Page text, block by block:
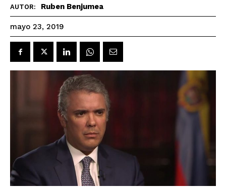
AUTOR: Ruben Benjumea
mayo 23, 2019